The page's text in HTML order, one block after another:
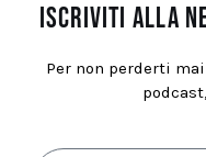
Iscriviti alla
Per non perderti